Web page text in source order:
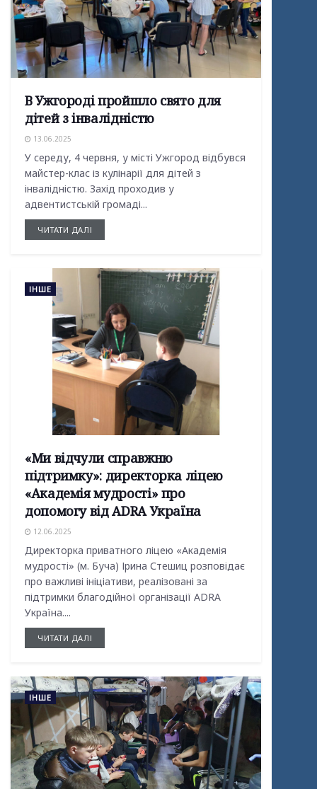
В Ужгороді пройшло свято для
дітей з інвалідністю
13.06.2025
У середу, 4 червня, у місті Ужгород відбувся
майстер-клас із кулінарії для дітей з
інвалідністю. Захід проходив у
адвентистській громаді...
ЧИТАТИ ДАЛІ
ІНШЕ
«Ми відчули справжню
підтримку»: директорка ліцею
«Академія мудрості» про
допомогу від ADRA Україна
12.06.2025
Директорка приватного ліцею «Академія
мудрості» (м. Буча) Ірина Стешиц розповідає
про важливі ініціативи, реалізовані за
підтримки благодійної організації ADRA
Україна....
ЧИТАТИ ДАЛІ
ІНШЕ